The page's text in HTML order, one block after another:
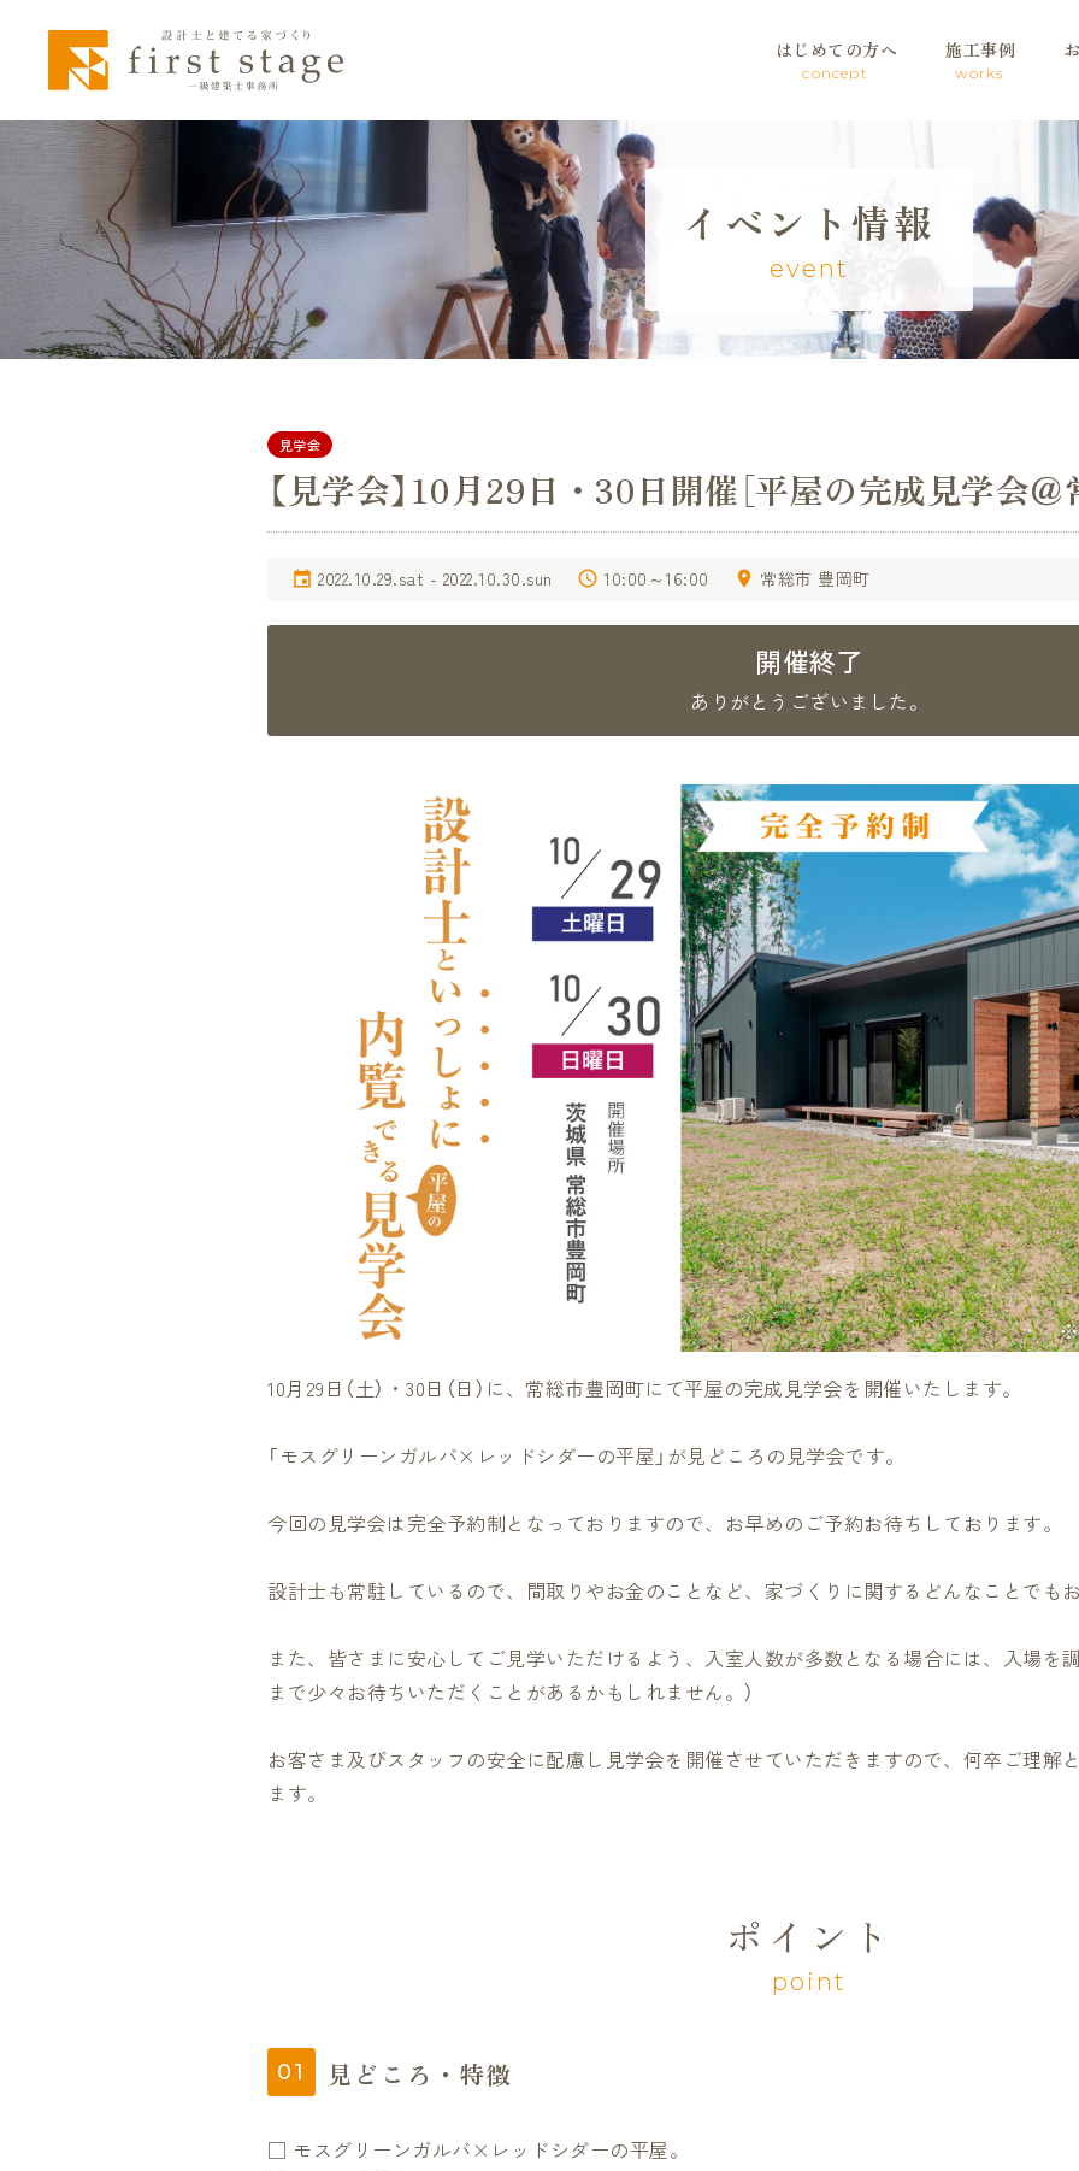
はじめての方へ
concept
施工事例
works
イベント情報
event
見学会
【見学会】10月29日・30日開催［平屋の完成見学会＠
2022.10.29.sat - 2022.10.30.sun 10:00～16:00 常総市 豊岡町
開催終了
ありがとうございました。
10月29日（土）・30日（日）に、常総市豊岡町にて平屋の完成見学会を開催いたします。
「モスグリーンガルバ×レッドシダーの平屋」が見どころの見学会です。
今回の見学会は完全予約制となっておりますので、お早めのご予約お待ちしております。
設計士も常駐しているので、間取りやお金のことなど、家づくりに関するどんなことでも
また、皆さまに安心してご見学いただけるよう、入室人数が多数となる場合には、入場を
まで少々お待ちいただくことがあるかもしれません。）
お客さま及びスタッフの安全に配慮し見学会を開催させていただきますので、何卒ご理解
ます。
ポイント
point
見どころ・特徴
□ モスグリーンガルバ×レッドシダーの平屋。